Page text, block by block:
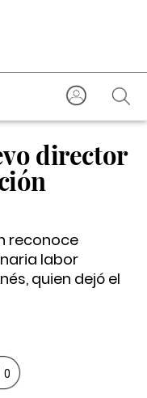
director
reconoce
labor
quien dejó el
0